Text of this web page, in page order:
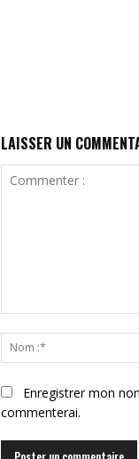
LAISSER UN
Enregistrer mon
commenterai.